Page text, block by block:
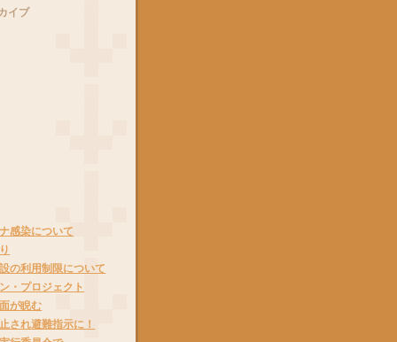
イブ
感染について
の利用制限について
・プロジェクト
が睨む
され避難指示に！